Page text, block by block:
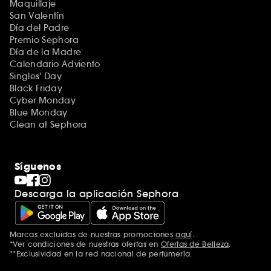
Maquillaje
San Valentín
Día del Padre
Premio Sephora
Día de la Madre
Calendario Adviento
Singles' Day
Black Friday
Cyber Monday
Blue Monday
Clean at Sephora
Síguenos
Descarga la aplicación Sephora
Marcas excluidas de nuestras promocionesaquí
*Ver condiciones de nuestras ofertas en Ofertas de Belleza
**Exclusividad en la red nacional de perfumería.